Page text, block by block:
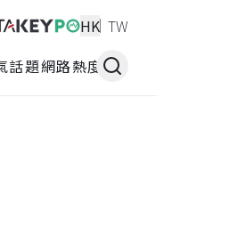
HK TW
話題網路熱度